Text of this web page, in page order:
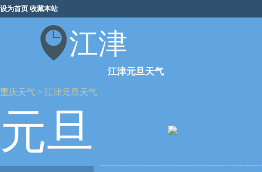
设为首页 收藏本站
江津
江津元旦天气
重庆天气 > 江津元旦天气
元旦